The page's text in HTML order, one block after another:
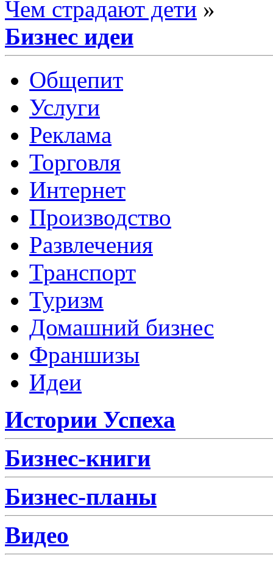
Чем страдают дети »
Бизнес идеи
Общепит
Услуги
Реклама
Торговля
Интернет
Производство
Развлечения
Транспорт
Туризм
Домашний бизнес
Франшизы
Идеи
Истории Успеха
Бизнес-книги
Бизнес-планы
Видео